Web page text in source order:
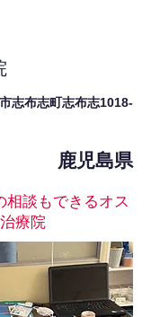
志布志町志布志1018-
鹿児島県
相談もできるオス
療院